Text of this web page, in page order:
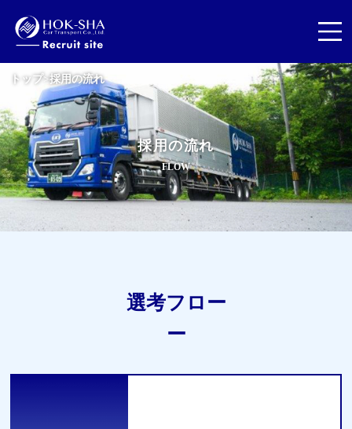
トップ>採用の流れ
採用の流れ
FLOW
選考フロー
ー